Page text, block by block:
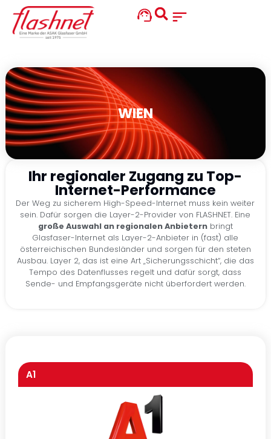
WIEN
Ihr regionaler Zugang zu Top-
Internet-Performance
Der Weg zu sicherem High-Speed-Internet muss kein weiter
sein. Dafür sorgen die Layer-2-Provider von FLASHNET. Eine
große Auswahl an regionalen Anbieternbringt
Glasfaser-Internet als Layer-2-Anbieter in (fast) alle
österreichischen Bundesländer und sorgen für den steten
Ausbau. Layer 2, das ist eine Art „Sicherungsschicht“, die das
Tempo des Datenflusses regelt und dafür sorgt, dass
Sende- und Empfangsgeräte nicht überfordert werden.
A1